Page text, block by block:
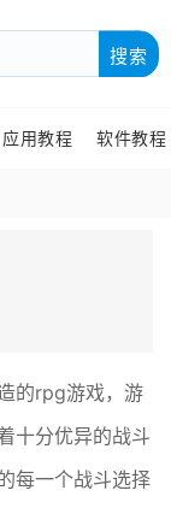
搜索
应用教程 软件教程
的rpg游戏，游
十分优异的战斗
每一个战斗选择